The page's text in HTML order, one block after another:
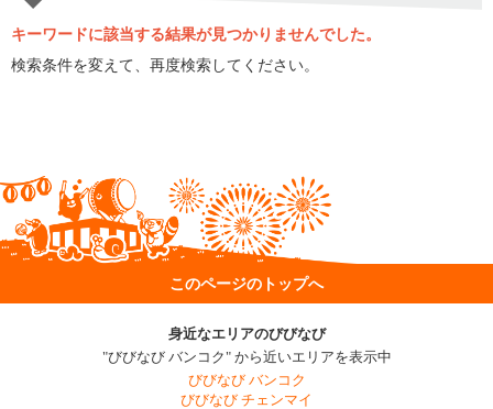
キーワードに該当する結果が見つかりませんでした。
検索条件を変えて、再度検索してください。
このページのトップへ
身近なエリアのびびなび
"びびなび バンコク" から近いエリアを表示中
びびなび バンコク
びびなび チェンマイ